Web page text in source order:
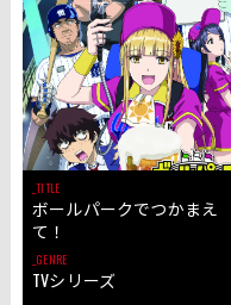
TITLE
ボールパークでつかまえ
て！
GENRE
TVシリーズ